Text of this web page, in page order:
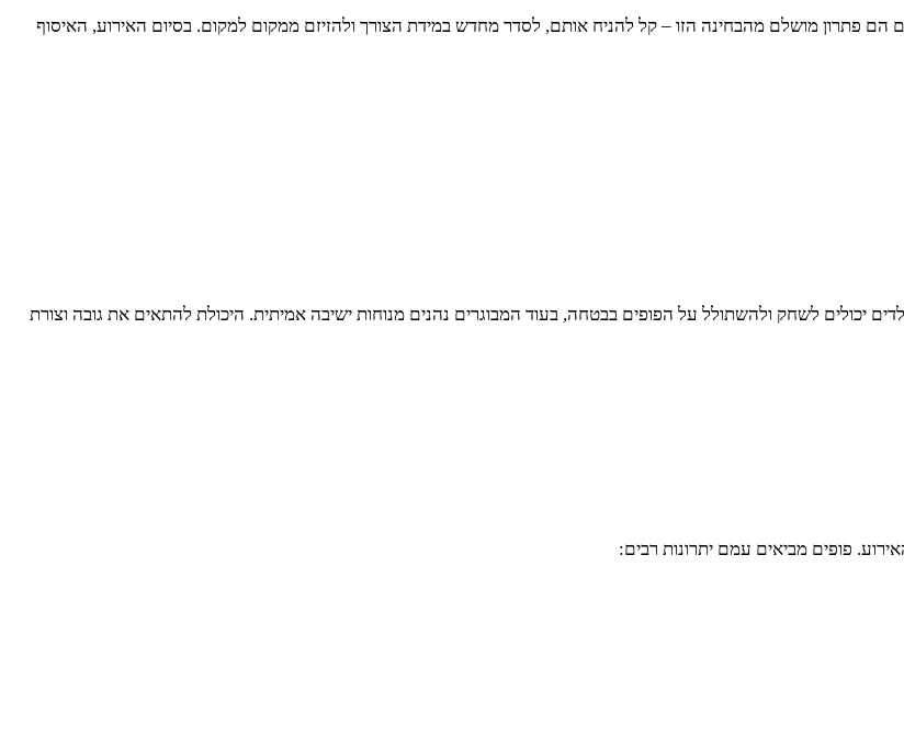
הם פתרון מושלם מהבחינה הזו – קל להניח אותם, לסדר מחדש במידת הצורך ולהזיזם ממקום למקום. בסיום האירוע, האיסוף
יכולים לשחק ולהשתולל על הפופים בבטחה, בעוד המבוגרים נהנים מנוחות ישיבה אמיתית. היכולת להתאים את גובה וצורת
פופים מביאים עמם יתרונות רבים: